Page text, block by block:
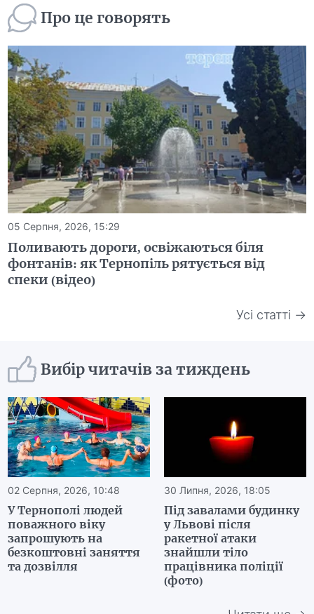
Про це говорять
05 Серпня, 2026, 15:29
Поливають дороги, освіжаються біля
фонтанів: як Тернопіль рятується від
спеки (відео)
Усі статті →
Вибір читачів за тиждень
02 Серпня, 2026, 10:48
У Тернополі людей
поважного віку
запрошують на
безкоштовні заняття
та дозвілля
30 Липня, 2026, 18:05
Під завалами будинку
у Львові після
ракетної атаки
знайшли тіло
працівника поліції
(фото)